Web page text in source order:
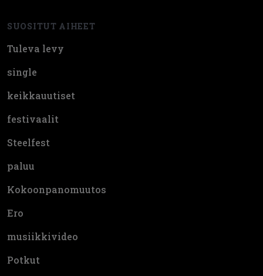
SUOSITUT AIHEET
Tuleva levy
single
keikkauutiset
festivaalit
Steelfest
paluu
Kokoonpanomuutos
Ero
musiikkivideo
Potkut